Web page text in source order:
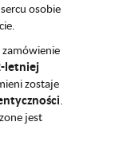
osobie
letniej
zostaje
.
jest